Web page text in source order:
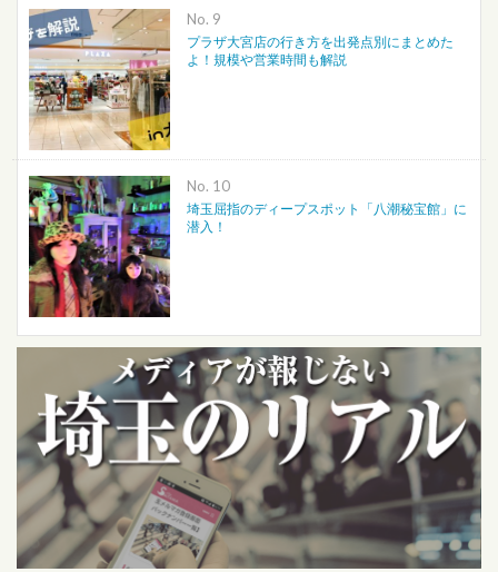
No.
プラザ大宮店の行き方を出発点別にまとめた
よ！規模や営業時間も解説
No.
埼玉屈指のディープスポット「八潮秘宝館」に
潜入！